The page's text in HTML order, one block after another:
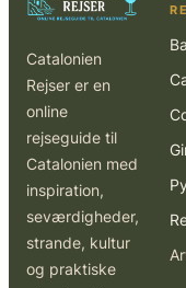
Catalonien
Rejser er en
online
rejseguide til
Catalonien med
inspiration,
seværdigheder,
strande, kultur
og praktiske